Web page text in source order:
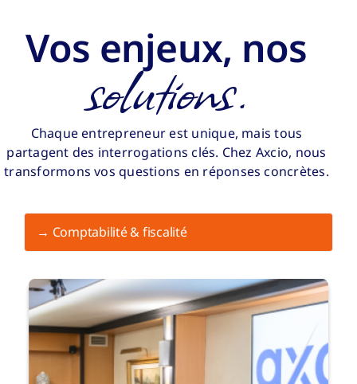
Vos enjeux, nos
solutions.
Chaque entrepreneur est unique, mais tous
partagent des interrogations clés. Chez Axcio, nous
transformons vos questions en réponses concrètes.
→ Comptabilité & fiscalité